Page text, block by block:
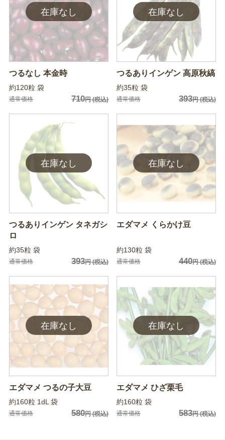
つるなし 本金時
約120粒 袋
通常価格 710円(税込)
つるありインゲン 高原秋縞
約35粒 袋
通常価格 393円(税込)
つるありインゲン タネガシ
ロ
約35粒 袋
通常価格 393円(税込)
エダマメ くらかけ豆
約130粒 袋
通常価格 440円(税込)
エダマメ つるの子大豆
約160粒 1dL 袋
通常価格 580円(税込)
エダマメ ひざ栗毛
約160粒 袋
通常価格 583円(税込)